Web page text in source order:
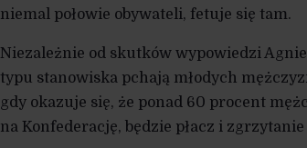
niemal połowie obywateli, fetuje się tam.
Niezależnie od skutków wypowiedzi
typu stanowiska pchają młodych
gdy okazuje się, że ponad 60 procent
na Konfederację, będzie płacz i zgrzytanie